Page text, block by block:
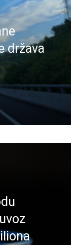
država